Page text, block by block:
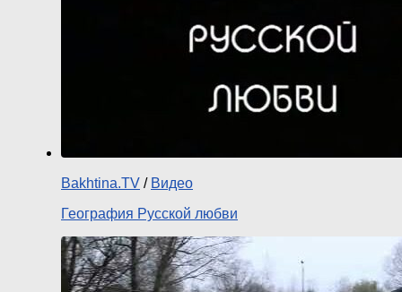
Bakhtina.TV / Видео
География Русской любви